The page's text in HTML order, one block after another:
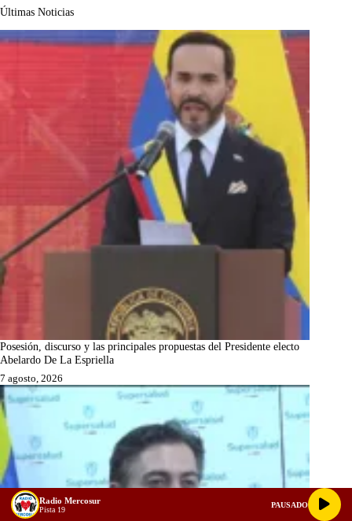
Últimas Noticias
Posesión, discurso y las principales propuestas del Presidente electo
Abelardo De La Espriella
7 agosto, 2026
Radio Mercosur
Pista 19
PAUSADO